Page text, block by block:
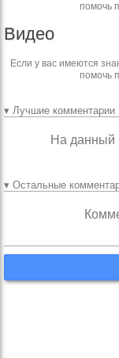
помочь
Видео
Если у вас имеются
помочь
▾ Лучшие комментарии
На данный
▾ Остальные